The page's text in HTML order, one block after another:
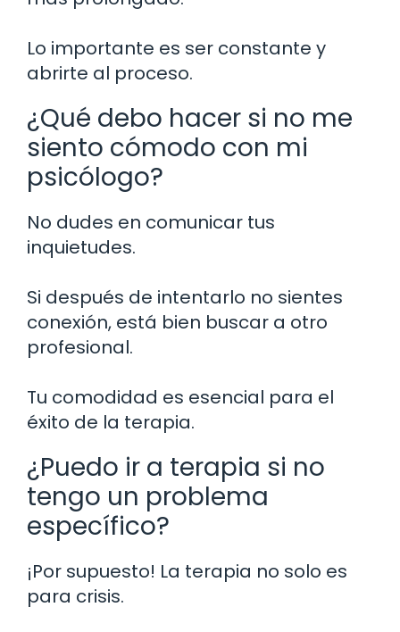
Lo importante es ser constante y
abrirte al proceso.
¿Qué debo hacer si no me
siento cómodo con mi
psicólogo?
No dudes en comunicar tus
inquietudes.
Si después de intentarlo no sientes
conexión, está bien buscar a otro
profesional.
Tu comodidad es esencial para el
éxito de la terapia.
¿Puedo ir a terapia si no
tengo un problema
específico?
¡Por supuesto! La terapia no solo es
para crisis.